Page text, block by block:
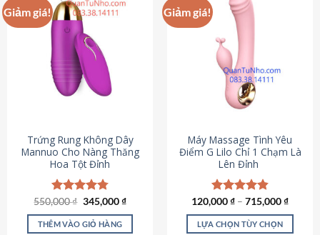
Giảm giá!
Trứng Rung Không Dây
Mannuo Cho Nàng Thăng
Hoa Tột Đỉnh
Được xếp
hạng4.81
5 sao
550,000₫ Giá
là:
550,000 ₫.
345,000₫Giá
tại
THÊM VÀO GIỎ HÀNG
Giảm giá!
Máy Massage Tình Yêu
Điểm G Lilo Chỉ 1 Chạm Là
Lên Đỉnh
Được xếp
hạng4.85
5 sao
120,000₫ – 715,000₫
LỰA CHỌN TÙY CHỌN